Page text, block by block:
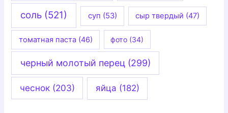
соль (521) суп (53) сыр твердый (47)
томатная паста (46) фото (34)
черный молотый перец(299)
чеснок(203) яйца (182)